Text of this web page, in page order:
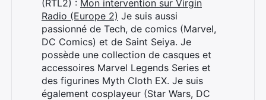
(RTL2) : Mon intervention sur Virgin
Radio (Europe 2) Je suis aussi
passionné de Tech, de comics (Marvel,
DC Comics) et de Saint Seiya. Je
possède une collection de casques et
accessoires Marvel Legends Series et
des figurines Myth Cloth EX. Je suis
également cosplayeur (Star Wars, DC